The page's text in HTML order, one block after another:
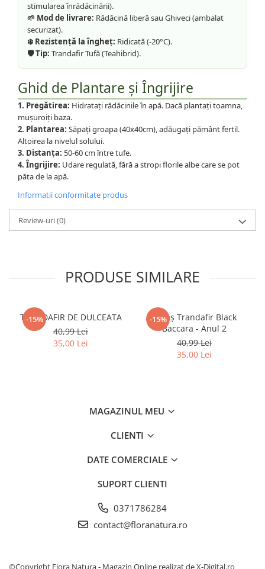
stimularea înrădăcinării).
🌱 Mod de livrare: Rădăcină liberă sau Ghiveci (ambalat
securizat).
❄️ Rezistență la îngheț: Ridicată (-20°C).
🛡️ Tip: Trandafir Tufă (Teahibrid).
Ghid de Plantare și Îngrijire
1. Pregătirea: Hidratați rădăcinile în apă. Dacă plantați toamna,
mușuroiți baza.
2. Plantarea: Săpați groapa (40x40cm), adăugați pământ fertil.
Altoirea la nivelul solului.
3. Distanța: 50-60 cm între tufe.
4. Îngrijire: Udare regulată, fără a stropi florile albe care se pot
păta de la apă.
Informatii conformitate produs
Review-uri(0)
PRODUSE SIMILARE
-15%
TRANDAFIR DE DULCEATA
40,99 Lei
35,00 Lei
-15%
Butaș Trandafir Black
Baccara - Anul 2
40,99 Lei
35,00 Lei
MAGAZINUL MEU
CLIENTI
DATE COMERCIALE
SUPORT CLIENTI
0371786284
contact@floranatura.ro
©Copyright Flora Natura - Magazin Online realizat de X-Digital.ro